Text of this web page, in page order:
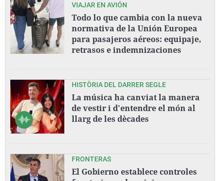
VIAJAR EN AVIÓN
Todo lo que cambia con la nueva
normativa de la Unión Europea
para pasajeros aéreos: equipaje,
retrasos e indemnizaciones
HISTÒRIA DEL DARRER SEGLE
La música ha canviat la manera
de vestir i d'entendre el món al
llarg de les dècades
FRONTERAS
El Gobierno establece controles